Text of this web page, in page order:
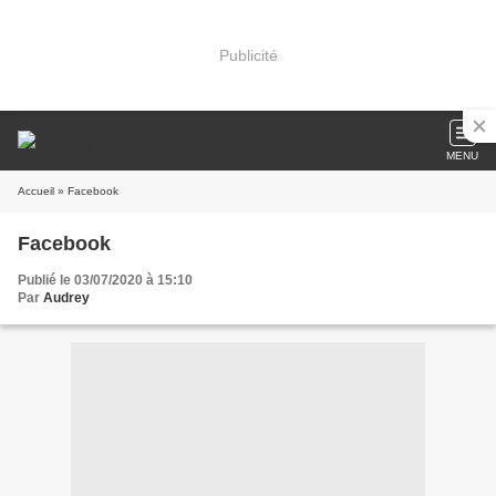
Publicité
MENU
Accueil » Facebook
Facebook
Publié le 03/07/2020 à 15:10
Par Audrey